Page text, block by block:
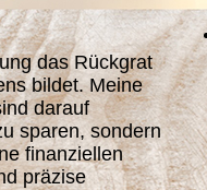
das Rückgrat
bildet. Meine
darauf
sparen, sondern
finanziellen
präzise